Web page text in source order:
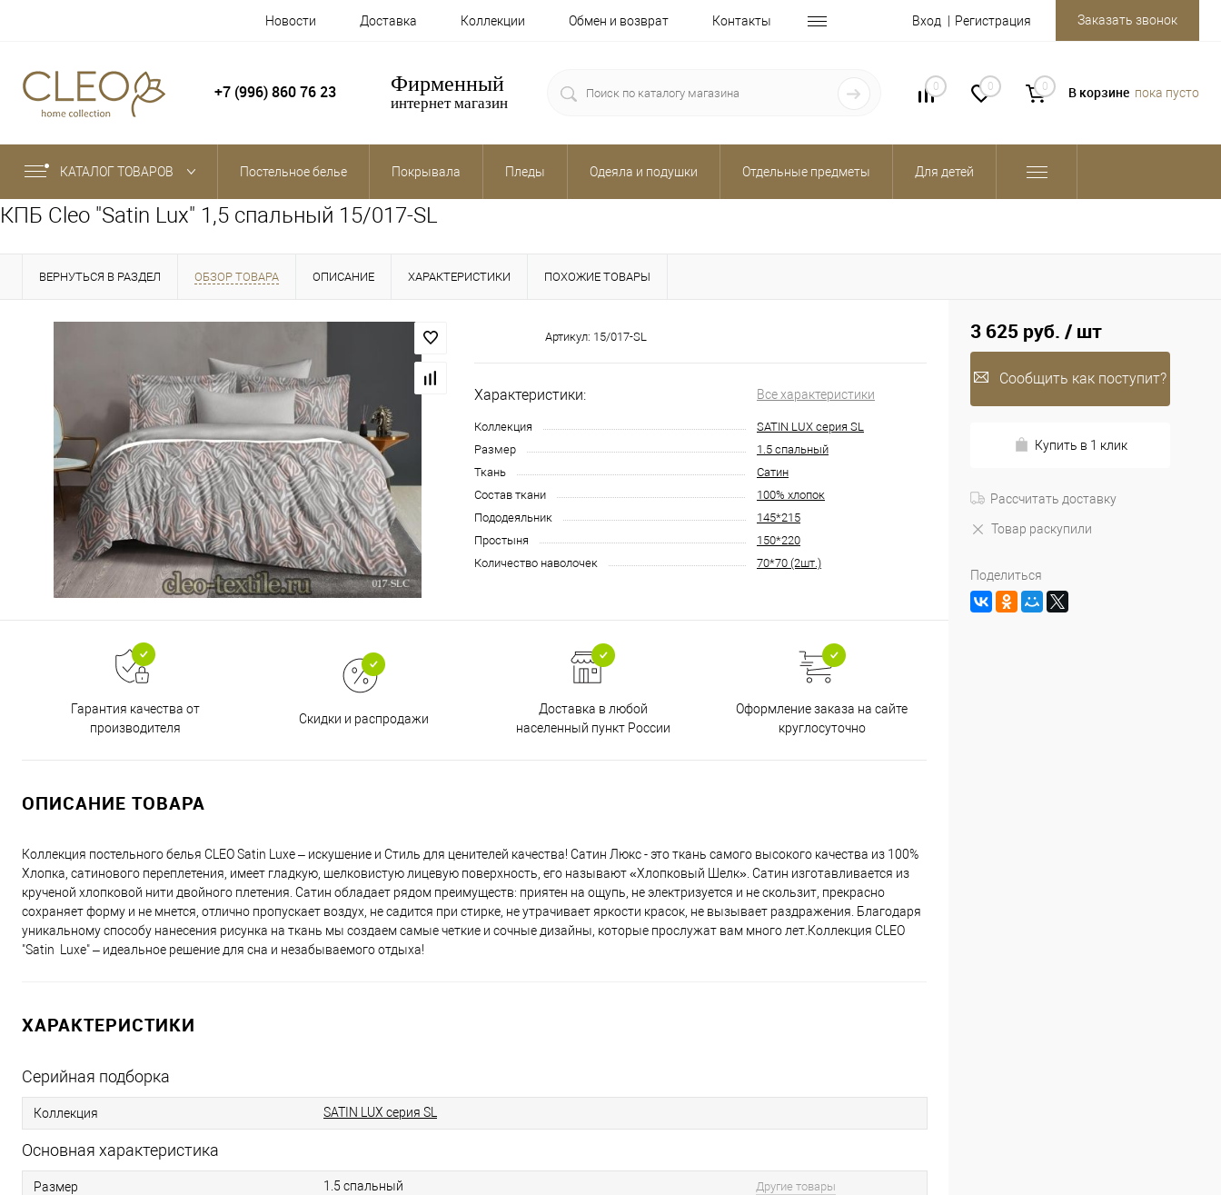
Новости Доставка Коллекции Обмен и возврат Контакты Вход Регистрация Заказать звонок
+7 (996) 860 76 23 Фирменный
интернет магазин
0 0 0 В корзине пока пусто
КАТАЛОГ ТОВАРОВ Постельное белье Покрывала Пледы Одеяла и подушки Отдельные предметы Для детей
КПБ Cleo "Satin Lux" 1,5 спальный 15/017-SL
ВЕРНУТЬСЯ В РАЗДЕЛ ОБЗОР ТОВАРА ОПИСАНИЕ ХАРАКТЕРИСТИКИ ПОХОЖИЕ ТОВАРЫ
Артикул: 15/017-SL
Характеристики: Все характеристики
Коллекция
SATIN LUX серия SL
Размер
1.5 спальный
Ткань
Сатин
Состав ткани
100% хлопок
Пододеяльник
145*215
Простыня
150*220
Количество наволочек
70*70 (2шт.)
Гарантия качества от
производителя
Скидки и распродажи
Доставка в любой
населенный пункт России
Оформление заказа на сайте
круглосуточно
ОПИСАНИЕ ТОВАРА
Коллекция постельного белья CLEO Satin Luxe – искушение и Стиль для ценителей качества! Сатин Люкс - это ткань самого высокого качества из 100%
Хлопка, сатинового переплетения, имеет гладкую, шелковистую лицевую поверхность, его называют «Хлопковый Шелк». Сатин изготавливается из
крученой хлопковой нити двойного плетения. Сатин обладает рядом преимуществ: приятен на ощупь, не электризуется и не скользит, прекрасно
сохраняет форму и не мнется, отлично пропускает воздух, не садится при стирке, не утрачивает яркости красок, не вызывает раздражения. Благодаря
уникальному способу нанесения рисунка на ткань мы создаем самые четкие и сочные дизайны, которые прослужат вам много лет.Коллекция CLEO
"Satin Luxe" – идеальное решение для сна и незабываемого отдыха!
ХАРАКТЕРИСТИКИ
Серийная подборка
Коллекция SATIN LUX серия SL
Основная характеристика
Размер 1.5 спальный Другие товары
3 625 руб. / шт
Сообщить как поступит?
Купить в 1 клик
Рассчитать доставку
Товар раскупили
Поделиться